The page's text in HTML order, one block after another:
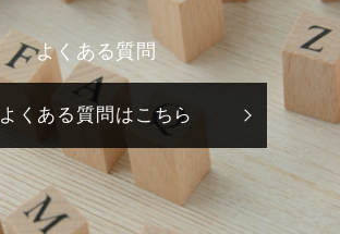
よくある質問
よくある質問はこちら